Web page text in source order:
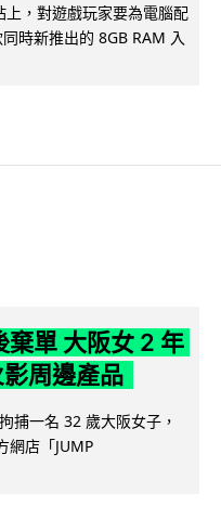
，對遊戲玩家要為電腦配
時新推出的 8GB RAM 入
單 大阪女 2 年
周邊產品
捕一名 32 歲大阪女子，
網店「JUMP